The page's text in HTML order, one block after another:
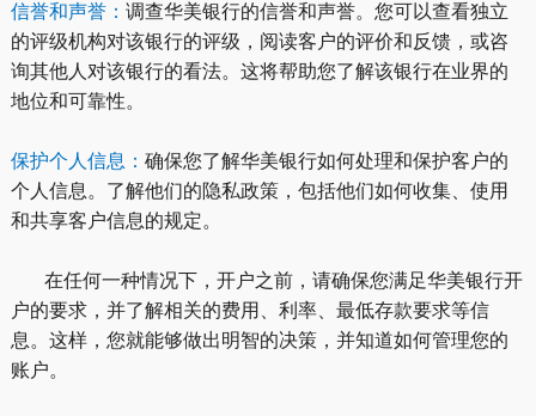
信誉和声誉： 调查华美银行的信誉和声誉。您可以查看独立
的评级机构对该银行的评级，阅读客户的评价和反馈，或咨
询其他人对该银行的看法。这将帮助您了解该银行在业界的
地位和可靠性。
保护个人信息： 确保您了解华美银行如何处理和保护客户的
个人信息。了解他们的隐私政策，包括他们如何收集、使用
和共享客户信息的规定。
在任何一种情况下，开户之前，请确保您满足华美银行开
户的要求，并了解相关的费用、利率、最低存款要求等信
息。这样，您就能够做出明智的决策，并知道如何管理您的
账户。